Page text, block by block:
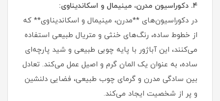
۴. دکوراسیون مدرن، مینیمال و اسکاندیناوی:
در دکوراسیون‌های **مدرن، مینیمال و اسکاندیناوی** که
از خطوط ساده، رنگ‌های خنثی و متریال طبیعی استفاده
می‌کنند، این آباژور با پایه چوبی طبیعی و شید پارچه‌ای
ساده، به عنوان یک المان گرم و اصیل عمل می‌کند. تعادل
بین سادگی مدرن و گرمای چوب طبیعی، فضایی دلنشین
و پر از شخصیت ایجاد می‌کند.